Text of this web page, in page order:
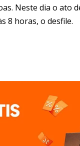
Neste dia o ato
8 horas, o desfile.